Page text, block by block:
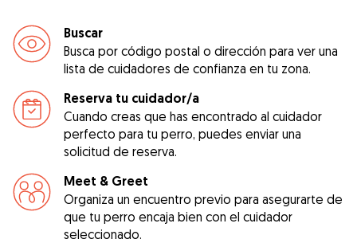
Buscar
Busca por código postal o dirección para ver una
lista de cuidadores de confianza en tu zona.
Reserva tu cuidador/a
Cuando creas que has encontrado al cuidador
perfecto para tu perro, puedes enviar una
solicitud de reserva.
Meet & Greet
Organiza un encuentro previo para asegurarte de
que tu perro encaja bien con el cuidador
seleccionado.